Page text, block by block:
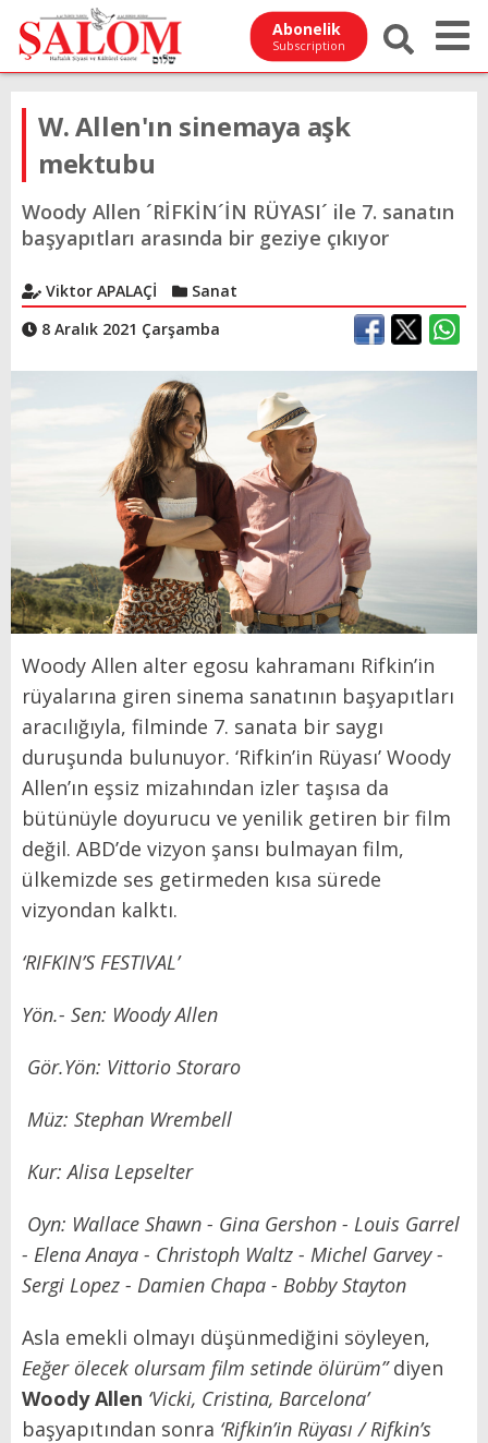
Abonelik
Subscription
W. Allen'ın sinemaya aşk
mektubu
Woody Allen ´RİFKİN´İN RÜYASI´ ile 7. sanatın
başyapıtları arasında bir geziye çıkıyor
Viktor APALAÇİ
Sanat
8 Aralık 2021 Çarşamba
Woody Allen alter egosu kahramanı Rifkin’in
rüyalarına giren sinema sanatının başyapıtları
aracılığıyla, filminde 7. sanata bir saygı
duruşunda bulunuyor. ‘Rifkin’in Rüyası’ Woody
Allen’ın eşsiz mizahından izler taşısa da
bütünüyle doyurucu ve yenilik getiren bir film
değil. ABD’de vizyon şansı bulmayan film,
ülkemizde ses getirmeden kısa sürede
vizyondan kalktı.
‘RIFKIN’S FESTIVAL’
Yön.- Sen: Woody Allen
Gör.Yön: Vittorio Storaro
Müz: Stephan Wrembell
Kur: Alisa Lepselter
Oyn: Wallace Shawn - Gina Gershon - Louis Garrel
- Elena Anaya - Christoph Waltz - Michel Garvey -
Sergi Lopez - Damien Chapa - Bobby Stayton
Asla emekli olmayı düşünmediğini söyleyen,
Eeğer ölecek olursam film setinde ölürüm”diyen
Woody Allen ‘Vicki, Cristina, Barcelona’
başyapıtından sonra ‘Rifkin’in Rüyası / Rifkin’s